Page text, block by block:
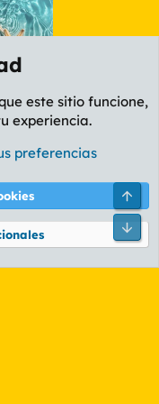
de privacidad Ayuda
Ltd.
este sitio funcione,
experiencia.
preferencias
Pie